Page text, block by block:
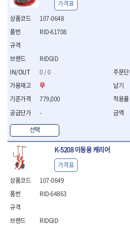
- 공구가방
기타 작업공구
- 헤라
- 고정링/링
- 핀
107-0648
RIDGID
0 / 0
무
779,000
-
선택
RID-61708
가격표
K-5208 이동용 케리어
107-0649
RIDGID
RID-64863
가격표